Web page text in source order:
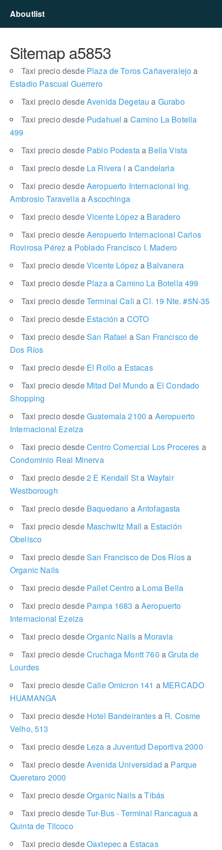
Aboutlist
Sitemap a5853
Taxi precio desde Plaza de Toros Cañaveralejoa
Estadio Pascual Guerrero
Taxi precio desdeAvenida Degetaua Gurabo
Taxi precio desde Pudahuela Camino La Botella
499
Taxi precio desde Pablo Podestaa Bella Vista
Taxi precio desde La Rivera I aCandelaria
Taxi precio desdeAeropuerto Internacional Ing.
Ambrosio TaravellaaAscochinga
Taxi precio desdeVicente Lópeza Baradero
Taxi precio desdeAeropuerto Internacional Carlos
Rovirosa Péreza Poblado Francisco I. Madero
Taxi precio desdeVicente Lópeza Balvanera
Taxi precio desde PlazaaCamino La Botella 499
Taxi precio desdeTerminal CaliaCl. 19 Nte. #5N-35
Taxi precio desde Estacióna COTO
Taxi precio desdeSan Rafael aSan Francisco de
Dos Ríos
Taxi precio desde El Rolloa Estacas
Taxi precio desde Mitad Del Mundoa El Condado
Shopping
Taxi precio desdeGuatemala 2100a Aeropuerto
Internacional Ezeiza
Taxi precio desdeCentro Comercial Los Proceres a
Condominio Real Minerva
Taxi precio desde2 E Kendall Sta Wayfair
Westborough
Taxi precio desde Baquedano aAntofagasta
Taxi precio desde Maschwitz Malla Estación
Obelisco
Taxi precio desdeSan Francisco de Dos Ríosa
Organic Nails
Taxi precio desde Pallet Centroa Loma Bella
Taxi precio desde Pampa 1683 aAeropuerto
Internacional Ezeiza
Taxi precio desdeOrganic Nailsa Moravia
Taxi precio desdeCruchaga Montt 760 aGruta de
Lourdes
Taxi precio desdeCalle Omicron 141 aMERCADO
HUAMANGA
Taxi precio desde Hotel Bandeirantesa R. Cosme
Velho, 513
Taxi precio desde Leza aJuventud Deportiva 2000
Taxi precio desdeAvenida Universidada Parque
Queretaro 2000
Taxi precio desdeOrganic NailsaTibás
Taxi precio desdeTur-Bus - Terminal Rancaguaa
Quinta de Tilcoco
Taxi precio desdeOaxtepeca Estacas